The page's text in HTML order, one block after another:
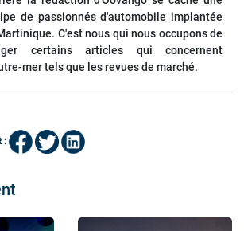
de passionnés d'automobile implantée
C'est nous qui nous occupons de
certains articles qui concernent
mer tels que les revues de marché.
: